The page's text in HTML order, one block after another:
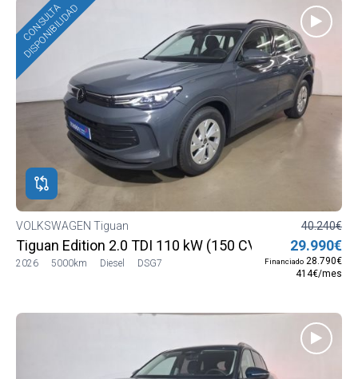
CONSULTA
DISPONIBILIDAD
VOLKSWAGEN Tiguan
Tiguan Edition 2.0 TDI 110 kW (150 CV) DSG7
2026 5000km Diesel DSG7
40.240€
29.990€
Financiado 28.790€
414€/mes